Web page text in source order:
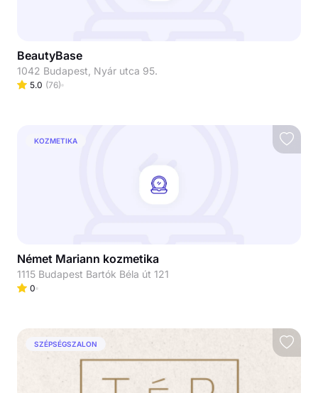
BeautyBase
1042 Budapest, Nyár utca 95.
5.0 (76)
KOZMETIKA
Német Mariann kozmetika
1115 Budapest Bartók Béla út 121
0
SZÉPSÉGSZALON